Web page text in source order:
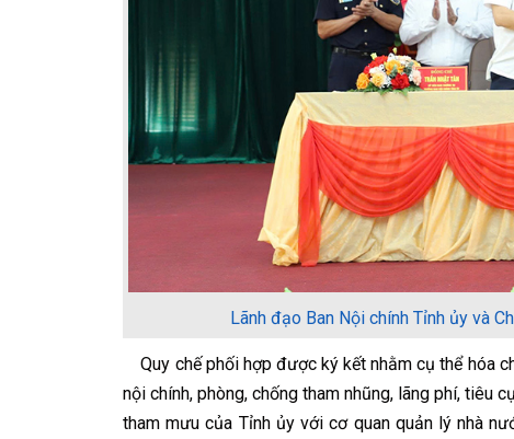
Lãnh đạo Ban Nội chính Tỉnh ủy và
Quy chế phối hợp được ký kết nhằm cụ thể hóa
nội chính, phòng, chống tham nhũng, lãng phí, tiêu
tham mưu của Tỉnh ủy với cơ quan quản lý nhà